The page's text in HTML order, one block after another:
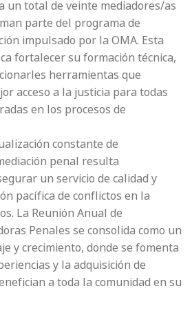
un total de veinte mediadores/as
parte del programa de
impulsado por la OMA. Esta
fortalecer su formación técnica,
herramientas que
acceso a la justicia para todas
en los procesos de
constante de
penal resulta
un servicio de calidad y
pacífica de conflictos en la
La Reunión Anual de
Penales se consolida como un
y crecimiento, donde se fomenta
y la adquisición de
a toda la comunidad en su